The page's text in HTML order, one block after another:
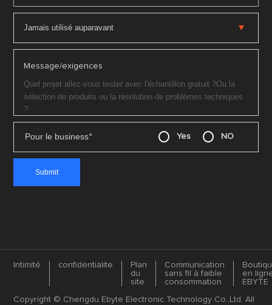
Message/exigences
Pour le business* Yes NO
Intimité confidentialite
Plan
du
site
Communication
sans fil à faible
consommation
en
EBYTE
Copyright © Chengdu Ebyte Electronic Technology Co.,Ltd. All